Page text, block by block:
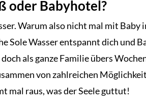
oder Babyhotel?
Warum also nicht mal mit Baby
Sole Wasser entspannt dich und
als ganze Familie übers
von zahlreichen
mal raus, was der Seele guttut!